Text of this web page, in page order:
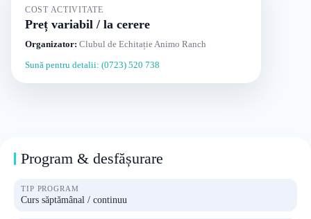
COST ACTIVITATE
Preț variabil / la cerere
Organizator: Clubul de Echitație Animo Ranch
Sună pentru detalii: (0723) 520 738
Program & desfășurare
TIP PROGRAM
Curs săptămânal / continuu